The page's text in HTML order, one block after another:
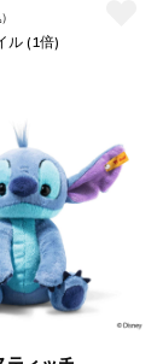
ル (1倍)